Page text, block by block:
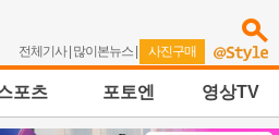
전체기사| 많이본뉴스 | 사진구매
포츠 포토엔 영상TV